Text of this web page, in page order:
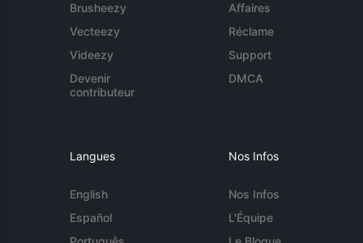
Brusheezy
Vecteezy
Videezy
Devenir
contributeur
Affaires
Réclame
Support
DMCA
Langues
English
Español
Nos Infos
Nos Infos
L'Équipe